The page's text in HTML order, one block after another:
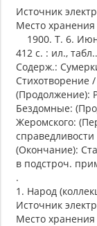
Источник
Место
1900. Т. 6.
412 с. : ил.,
Содерж.:
Стихотворение
(Продолжение):
Бездомные:
Жеромского:
(Окончание):
в подстроч.
.
1. Народ
Источник
Место